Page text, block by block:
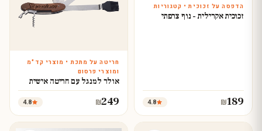
הדפסה על זכוכית • קטגוריות
זכוכית אקרילית - נוף צרפתי
₪189
4.8
עצב עכשיו
חריטה על מתכת • מוצרי קד"מ
ומוצרי פרסום
אולר למנגל עם חריטה אישית
₪249
4.8